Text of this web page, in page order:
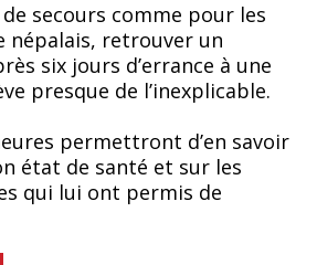
secours comme pour les
népalais, retrouver un
six jours d’errance à une
presque de l’inexplicable.
permettront d’en savoir
état de santé et sur les
qui lui ont permis de